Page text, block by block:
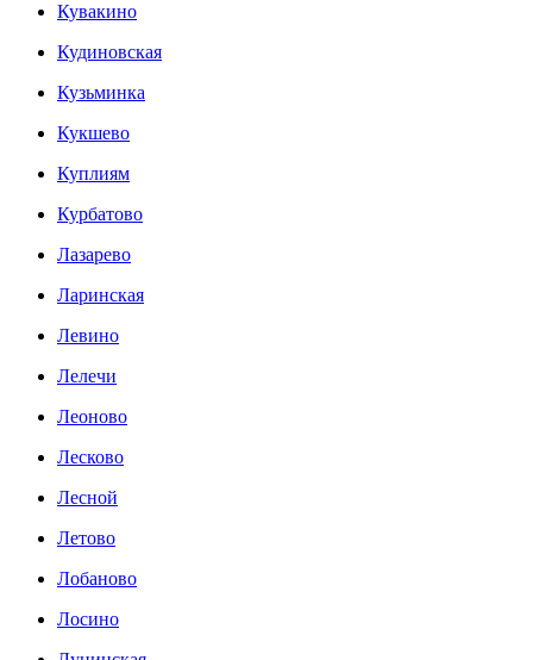
Кувакино
Кудиновская
Кузьминка
Кукшево
Куплиям
Курбатово
Лазарево
Ларинская
Левино
Лелечи
Леоново
Лесково
Лесной
Летово
Лобаново
Лосино